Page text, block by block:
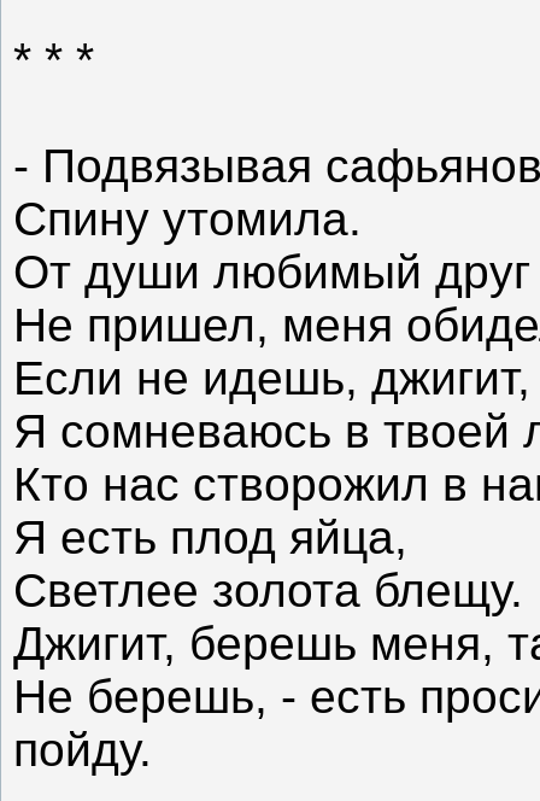
* * *
- Подвязывая
Спину утомила.
От души любимый друг
Не пришел, меня
Если не идешь, джигит,
Я сомневаюсь в твоей
Кто нас створожил в
Я есть плод яйца,
Светлее золота блещу.
Джигит, берешь меня,
Не берешь, - есть
пойду.